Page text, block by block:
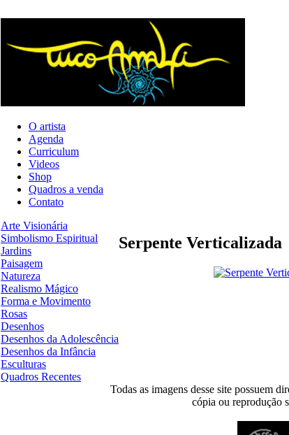
O artista
Agenda
Curriculum
Videos
Shop
Quadros a venda
Contato
Arte Visionária
Simbolismo Espiritual
Jardins
Paisagem
Natureza
Realismo Mágico
Forma e Movimento
Rosas
Desenhos
Desenhos da Adolescência
Desenhos da Infância
Esculturas
Quadros Recentes
Serpente Verticalizada
Todas as imagens desse site possuem
cópia ou reprodução